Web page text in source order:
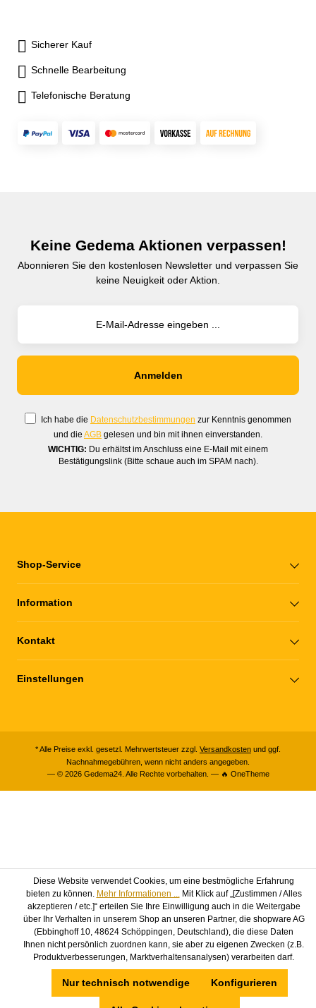
Sicherer Kauf
Schnelle Bearbeitung
Telefonische Beratung
Keine Gedema Aktionen verpassen!
Abonnieren Sie den kostenlosen Newsletter und verpassen Sie
keine Neuigkeit oder Aktion.
Ich habe die Datenschutzbestimmungen zur Kenntnis genommen
und die AGB gelesen und bin mit ihnen einverstanden.
WICHTIG: Du erhältst im Anschluss eine E-Mail mit einem
Bestätigungslink (Bitte schaue auch im SPAM nach).
Shop-Service
Information
Kontakt
Einstellungen
* Alle Preise exkl. gesetzl. Mehrwertsteuer zzgl. Versandkosten und ggf.
Nachnahmegebühren, wenn nicht anders angegeben.
— © 2026 Gedema24. Alle Rechte vorbehalten. — 🔥 OneTheme
Diese Website verwendet Cookies, um eine bestmögliche Erfahrung
bieten zu können. Mehr Informationen ...Mit Klick auf „[Zustimmen / Alles
akzeptieren / etc.]“ erteilen Sie Ihre Einwilligung auch in die Weitergabe
über Ihr Verhalten in unserem Shop an unseren Partner, die shopware AG
(Ebbinghoff 10, 48624 Schöppingen, Deutschland), die diese Daten
Ihnen nicht persönlich zuordnen kann, sie aber zu eigenen Zwecken (z.B.
Produktverbesserungen, Marktverhaltensanalysen) verarbeiten darf.
Nur technisch notwendige Konfigurieren